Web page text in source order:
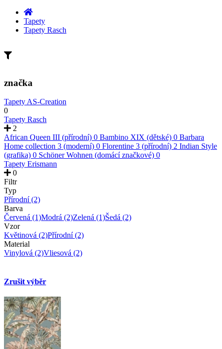
Tapety
Tapety Rasch
značka
Tapety AS-Creation
0
Tapety Rasch
2
African Queen III (přírodní) 0 Bambino XIX (dětské) 0 Barbara
Home collection 3 (moderní) 0 Florentine 3 (přírodní) 2 Indian Style
(grafika) 0 Schöner Wohnen (domácí značkové) 0
Tapety Erismann
0
Filtr
Typ
Přírodní(2)
Barva
Červená (1)Modrá (2)Zelená (1)Šedá (2)
Vzor
Květinová (2)Přírodní(2)
Material
Vinylová (2)Vliesová (2)
Zrušit výběr